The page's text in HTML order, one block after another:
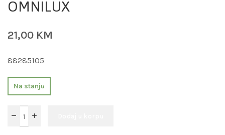
OMNILUX
21,00 KM
88285105
Na stanju